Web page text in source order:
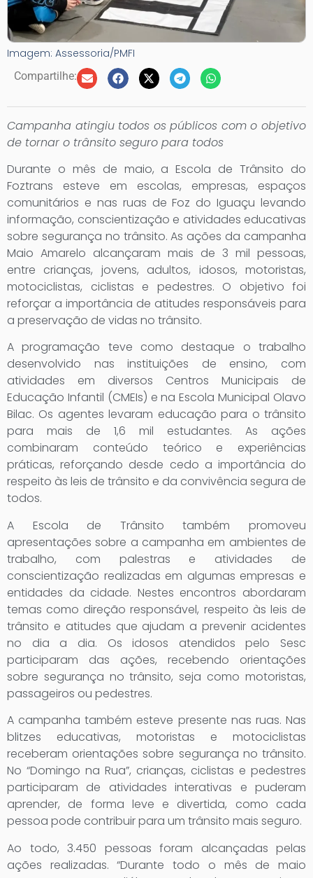
Imagem: Assessoria/PMFI
Compartilhe:
Campanha atingiu todos os públicos com o objetivo
de tornar o trânsito seguro para todos
Durante o mês de maio, a Escola de Trânsito do
Foztrans esteve em escolas, empresas, espaços
comunitários e nas ruas de Foz do Iguaçu levando
informação, conscientização e atividades educativas
sobre segurança no trânsito. As ações da campanha
Maio Amarelo alcançaram mais de 3 mil pessoas,
entre crianças, jovens, adultos, idosos, motoristas,
motociclistas, ciclistas e pedestres. O objetivo foi
reforçar a importância de atitudes responsáveis para
a preservação de vidas no trânsito.
A programação teve como destaque o trabalho
desenvolvido nas instituições de ensino, com
atividades em diversos Centros Municipais de
Educação Infantil (CMEIs) e na Escola Municipal Olavo
Bilac. Os agentes levaram educação para o trânsito
para mais de 1,6 mil estudantes. As ações
combinaram conteúdo teórico e experiências
práticas, reforçando desde cedo a importância do
respeito às leis de trânsito e da convivência segura de
todos.
A Escola de Trânsito também promoveu
apresentações sobre a campanha em ambientes de
trabalho, com palestras e atividades de
conscientização realizadas em algumas empresas e
entidades da cidade. Nestes encontros abordaram
temas como direção responsável, respeito às leis de
trânsito e atitudes que ajudam a prevenir acidentes
no dia a dia. Os idosos atendidos pelo Sesc
participaram das ações, recebendo orientações
sobre segurança no trânsito, seja como motoristas,
passageiros ou pedestres.
A campanha também esteve presente nas ruas. Nas
blitzes educativas, motoristas e motociclistas
receberam orientações sobre segurança no trânsito.
No “Domingo na Rua”, crianças, ciclistas e pedestres
participaram de atividades interativas e puderam
aprender, de forma leve e divertida, como cada
pessoa pode contribuir para um trânsito mais seguro.
Ao todo, 3.450 pessoas foram alcançadas pelas
ações realizadas. “Durante todo o mês de maio